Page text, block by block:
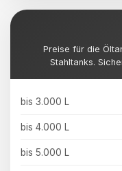
Preise für die
Stahltanks.
bis 3.000 L
bis 4.000 L
bis 5.000 L